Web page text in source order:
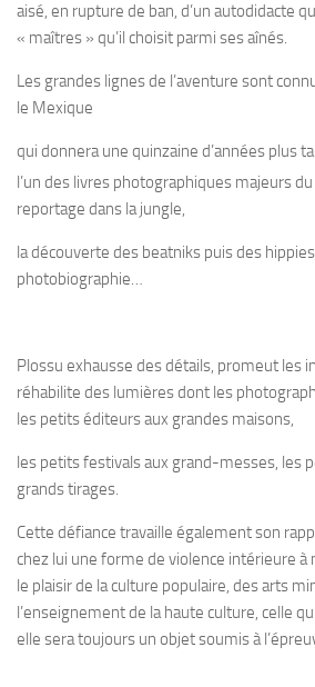
aisé, en rupture de ban, d’un autodidacte
« maîtres » qu’il choisit parmi ses aînés.
Les grandes lignes de l’aventure sont
le Mexique
qui donnera une quinzaine d’années plus
l’un des livres photographiques majeurs du
reportage dans la jungle,
la découverte des beatniks puis des
photobiographie…
Plossu exhausse des détails, promeut les
réhabilite des lumières dont les
les petits éditeurs aux grandes maisons,
les petits festivals aux grand-messes, les
grands tirages.
Cette défiance travaille également son
chez lui une forme de violence intérieure à
le plaisir de la culture populaire, des arts
l’enseignement de la haute culture, celle
elle sera toujours un objet soumis à